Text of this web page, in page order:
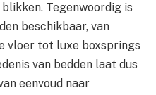
Tegenwoordig is
beschikbaar, van
vloer tot luxe boxsprings
van bedden laat dus
eenvoud naar